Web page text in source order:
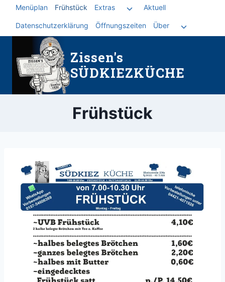
ZumMenüplan Frühstück Extras
Untermenü
umschalten
Aktuell
Datenschutzerklärung Öffnungszeiten Über
Zissen's
SÜDKIEZKÜCHE
Frühstück